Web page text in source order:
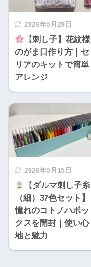
2026年5月29日
【刺し子】花紋様
のがま口作り方｜セ
リアのキットで簡単
アレンジ
2026年5月15日
【ダルマ刺し子糸
（細）37色セット】
憧れのコトノハボッ
クスを開封｜使い心
地と魅力